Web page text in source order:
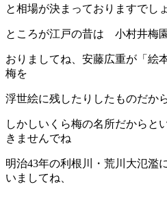
と相場が決まっておりますでしょ
ところが江戸の昔は 小村井梅
おりましてね、安藤広重が「絵
梅を
浮世絵に残したりしたものだか
しかしいくら梅の名所だからと
きませんでね
明治43年の利根川・荒川大氾濫
いましてね、